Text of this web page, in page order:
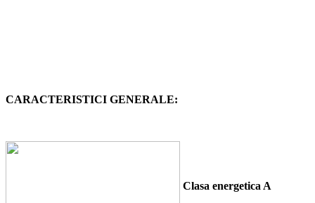
CARACTERISTICI GENERALE:
Clasa energetica A